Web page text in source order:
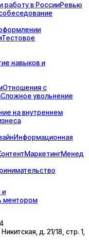
работу в РоссииРевью
Тестовое
навыков и
Отношения с
Сложное увольнение
на внутреннем
Информационная
МаркетингМенед
и
ментором
д. 21/18, стр. 1,